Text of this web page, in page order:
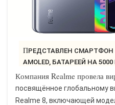
ПРЕДСТАВЛЕН СМАРТФОН REALME 8 С ЭКРАНОМ
AMOLED, БАТАРЕЕЙ НА
Компания Realme провела
посвящённое глобальному
Realme 8, включающей